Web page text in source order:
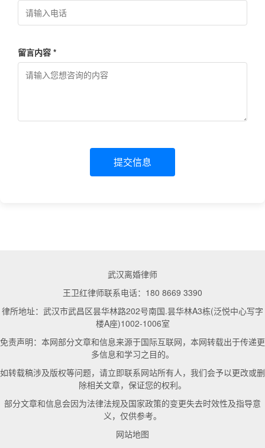
留言内容 *
提交信息
武汉离婚律师
王卫红律师联系电话：180 8669 3390
律所地址：武汉市武昌区昙华林路202号南国.昙华林A3栋(泛悦中心写字
楼A座)1002-1006室
免责声明：本网部分文章和信息来源于国际互联网，本网转载出于传递更
多信息和学习之目的。
如转载稿涉及版权等问题，请立即联系网站所有人，我们会予以更改或删
除相关文章，保证您的权利。
部分文章和信息会因为法律法规及国家政策的变更失去时效性及指导意
义，仅供参考。
网站地图